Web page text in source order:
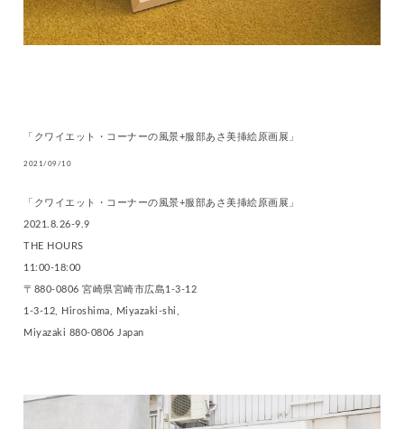
「クワイエット・コーナーの風景+服部あさ美挿絵原画展」
2021/09/10
「クワイエット・コーナーの風景+服部あさ美挿絵原画展」
2021.8.26-9.9
THE HOURS
11:00-18:00
〒880-0806 宮崎県宮崎市広島1-3-12
1-3-12, Hiroshima, Miyazaki-shi,
Miyazaki 880-0806 Japan